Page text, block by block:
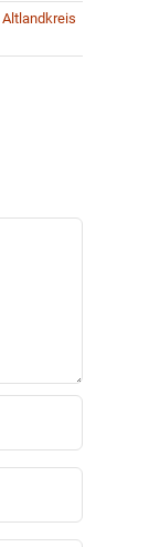
Altlandkreis